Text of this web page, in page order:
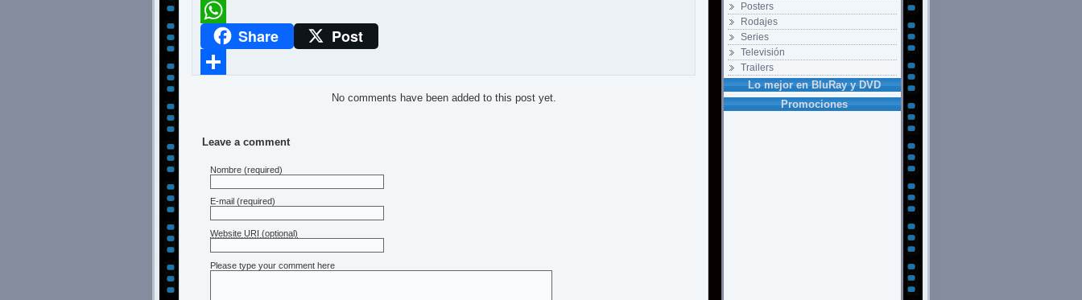
Posters
Rodajes
Series
Televisión
Trailers
Lo mejor en BluRay y DVD
Promociones
Meneame
WhatsAppShare Post
No comments have been added to this post yet.
Leave a comment
Nombre (required)
E-mail (required)
Website URI (optional)
Please type your comment here